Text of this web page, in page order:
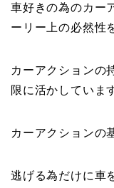
車好きの為のカー
ーリー上の必然性
カーアクションの
限に活かしていま
カーアクションの
逃げる為だけに車